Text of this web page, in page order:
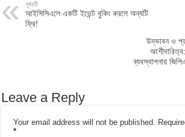
পূর্ববর্তী
আইসিসিএলে একটি ইভেন্ট বুকিং করলে অন্যটি
ফ্রি!
উদ্ভাবন ও
ব্যবস্থাপনায়
Leave a Reply
Your email address will not be published.
*